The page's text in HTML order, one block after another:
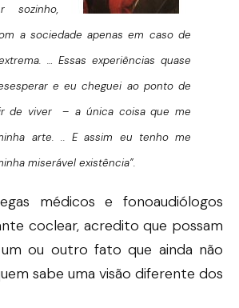
sozinho,
a sociedade apenas em caso de
… Essas experiências quase
e eu cheguei ao ponto de
de viver – a única coisa que me
arte. .. E assim eu tenho me
miserável existência”.
médicos e fonoaudiólogos
coclear, acredito que possam
ou outro fato que ainda não
sabe uma visão diferente dos